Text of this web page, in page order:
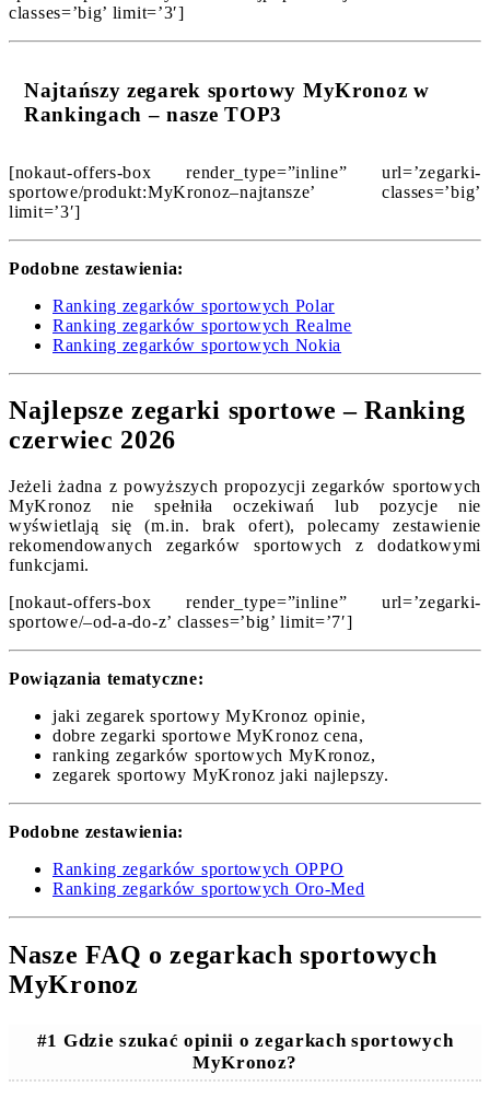
classes=’big’ limit=’3′]
Najtańszy zegarek sportowy MyKronoz w
Rankingach – nasze TOP3
[nokaut-offers-box render_type=”inline” url=’zegarki-
sportowe/produkt:MyKronoz–najtansze’ classes=’big’
limit=’3′]
Podobne zestawienia:
Ranking zegarków sportowych Polar
Ranking zegarków sportowych Realme
Ranking zegarków sportowych Nokia
Najlepsze zegarki sportowe – Ranking
czerwiec 2026
Jeżeli żadna z powyższych propozycji zegarków sportowych
MyKronoz nie spełniła oczekiwań lub pozycje nie
wyświetlają się (m.in. brak ofert), polecamy zestawienie
rekomendowanych zegarków sportowych z dodatkowymi
funkcjami.
[nokaut-offers-box render_type=”inline” url=’zegarki-
sportowe/–od-a-do-z’ classes=’big’ limit=’7′]
Powiązania tematyczne:
jaki zegarek sportowy MyKronoz opinie,
dobre zegarki sportowe MyKronoz cena,
ranking zegarków sportowych MyKronoz,
zegarek sportowy MyKronoz jaki najlepszy.
Podobne zestawienia:
Ranking zegarków sportowych OPPO
Ranking zegarków sportowych Oro-Med
Nasze FAQ o zegarkach sportowych
MyKronoz
#1 Gdzie szukać opinii o zegarkach sportowych
MyKronoz?